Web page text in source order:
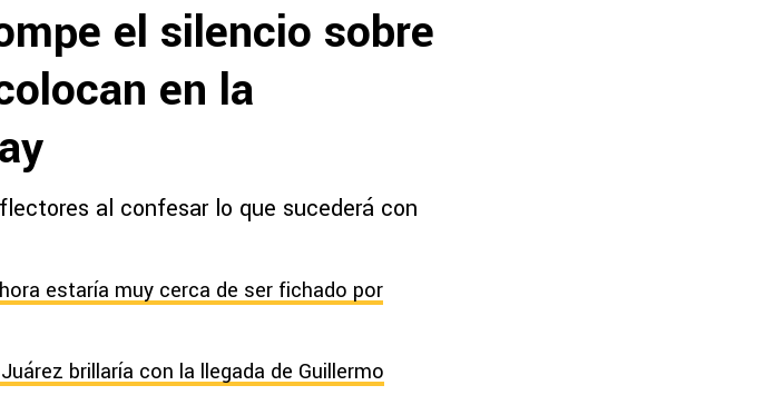
el silencio sobre
en la
al confesar lo que sucederá con
estaría muy cerca de ser fichado por
brillaría con la llegada de Guillermo